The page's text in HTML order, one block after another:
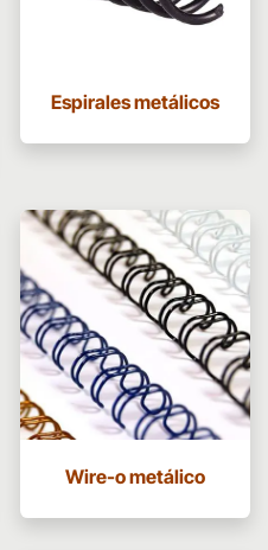
Espirales metálicos
Wire-o metálico